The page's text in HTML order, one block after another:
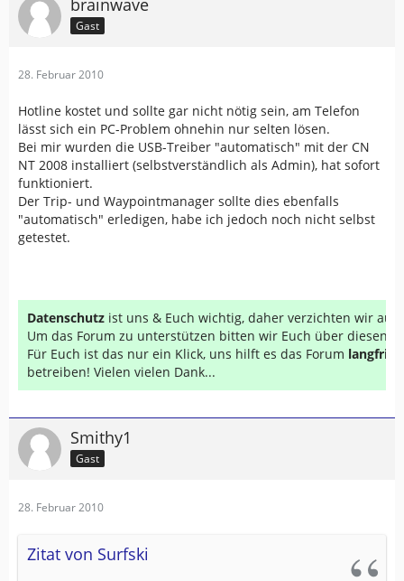
Gast
28. Februar 2010
Hotline kostet und sollte gar nicht nötig sein, am Telefon
lässt sich ein PC-Problem ohnehin nur selten lösen.
Bei mir wurden die USB-Treiber "automatisch" mit der CN
NT 2008 installiert (selbstverständlich als Admin), hat sofort
funktioniert.
Der Trip- und Waypointmanager sollte dies ebenfalls
"automatisch" erledigen, habe ich jedoch noch nicht selbst
getestet.
Datenschutz ist uns & Euch wichtig, daher verzichten wir auf
Um das Forum zu unterstützen bitten wir Euch über diesen
Für Euch ist das nur ein Klick, uns hilft es das Forum
betreiben! Vielen vielen Dank...
Smithy1
Gast
28. Februar 2010
Zitat von Surfski